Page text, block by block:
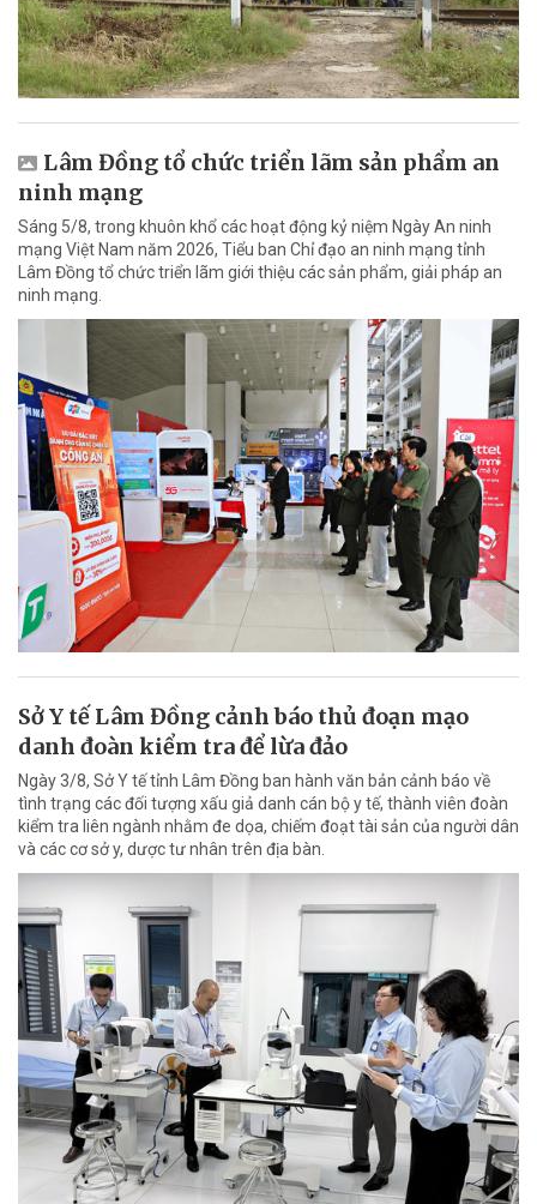
Lâm Đồng tổ chức triển lãm sản phẩm an
ninh mạng
Sáng 5/8, trong khuôn khổ các hoạt động kỷ niệm Ngày An ninh
mạng Việt Nam năm 2026, Tiểu ban Chỉ đạo an ninh mạng tỉnh
Lâm Đồng tổ chức triển lãm giới thiệu các sản phẩm, giải pháp an
ninh mạng.
Sở Y tế Lâm Đồng cảnh báo thủ đoạn mạo
danh đoàn kiểm tra để lừa đảo
Ngày 3/8, Sở Y tế tỉnh Lâm Đồng ban hành văn bản cảnh báo về
tình trạng các đối tượng xấu giả danh cán bộ y tế, thành viên đoàn
kiểm tra liên ngành nhằm đe dọa, chiếm đoạt tài sản của người dân
và các cơ sở y, dược tư nhân trên địa bàn.